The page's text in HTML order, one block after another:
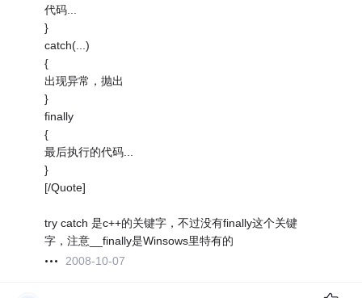
代码...
}
catch(...)
{
出现异常，抛出
}
finally
{
最后执行的代码...
}
[/Quote]
try catch 是c++的关键字，不过没有finally这个关键
字，注意__finally是Winsows里特有的
2008-10-07